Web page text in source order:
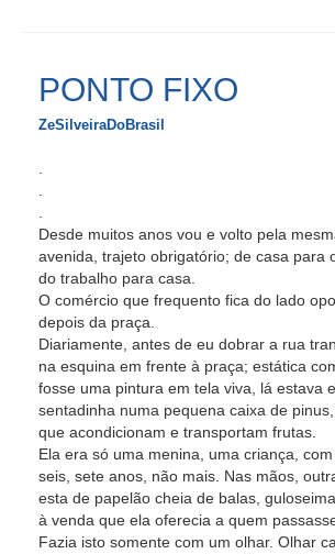
PONTO FIXO
ZeSilveiraDoBrasil
.
.
.
Desde muitos anos vou e volto pela
avenida, trajeto obrigatório; de casa para
do trabalho para casa.
O comércio que frequento fica do lado
depois da praça.
Diariamente, antes de eu dobrar a rua
na esquina em frente à praça; estática
fosse uma pintura em tela viva, lá estava
sentadinha numa pequena caixa de
que acondicionam e transportam frutas.
Ela era só uma menina, uma criança,
seis, sete anos, não mais. Nas mãos,
esta de papelão cheia de balas,
à venda que ela oferecia a quem
Fazia isto somente com um olhar. Olhar